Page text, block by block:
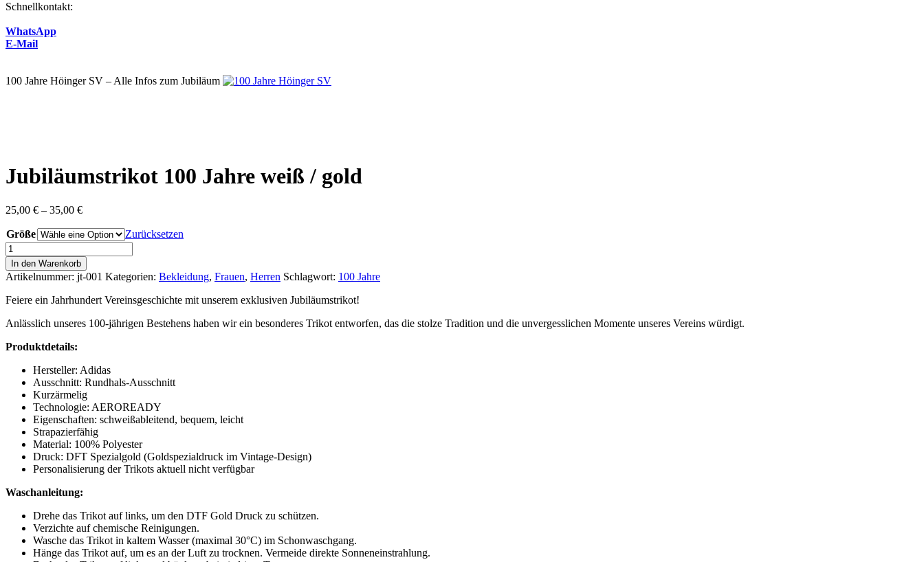
Schnellkontakt:
WhatsApp
E-Mail
100 Jahre Höinger SV – Alle Infos zum Jubiläum
Jubiläumstrikot 100 Jahre weiß / gold
25,00 € – 35,00 €Preisspanne:
bis
35,00 €
Größe
Zurücksetzen
Jubiläumstrikot
100
Jahre
weiß
/
Menge
In den Warenkorb
Artikelnummer: jt-001 Kategorien: Bekleidung, Frauen, Herren Schlagwort: 100 Jahre
Feiere ein Jahrhundert Vereinsgeschichte mit unserem exklusiven Jubiläumstrikot!
Anlässlich unseres 100-jährigen Bestehens haben wir ein besonderes Trikot entworfen, das die stolze Tradition und die unvergesslichen Momente unseres Vereins würdigt.
Produktdetails:
Hersteller: Adidas
Ausschnitt: Rundhals-Ausschnitt
Kurzärmelig
Technologie: AEROREADY
Eigenschaften: schweißableitend, bequem, leicht
Strapazierfähig
Material: 100% Polyester
Druck: DFT Spezialgold (Goldspezialdruck im Vintage-Design)
Personalisierung der Trikots aktuell nicht verfügbar
Waschanleitung:
Drehe das Trikot auf links, um den DTF Gold Druck zu schützen.
Verzichte auf chemische Reinigungen.
Wasche das Trikot in kaltem Wasser (maximal 30°C) im Schonwaschgang.
Hänge das Trikot auf, um es an der Luft zu trocknen. Vermeide direkte Sonneneinstrahlung.